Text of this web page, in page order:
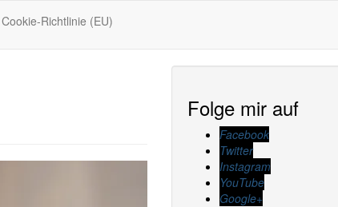
Cookie-Richtlinie (EU)
Folge mir auf
Facebook
Twitter
Instagram
YouTube
Google+